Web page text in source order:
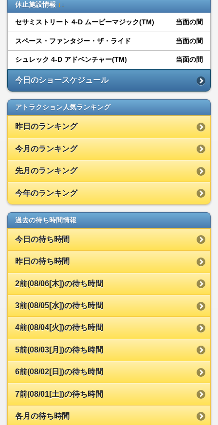
休止施設情報 ↓↓
セサミストリート 4-D ムービーマジック(TM) 当面の間
スペース・ファンタジー・ザ・ライド 当面の間
シュレック 4-D アドベンチャー(TM) 当面の間
今日のショースケジュール
アトラクション人気ランキング
昨日のランキング
今月のランキング
先月のランキング
今年のランキング
過去の待ち時間情報
今日の待ち時間
昨日の待ち時間
2前(08/06[木])の待ち時間
3前(08/05[水])の待ち時間
4前(08/04[火])の待ち時間
5前(08/03[月])の待ち時間
6前(08/02[日])の待ち時間
7前(08/01[土])の待ち時間
各月の待ち時間